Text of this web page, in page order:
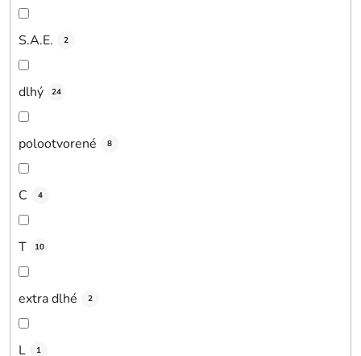
S.A.E. 2
dlhý 24
polootvorené 8
C 4
T 10
extra dlhé 2
L 1